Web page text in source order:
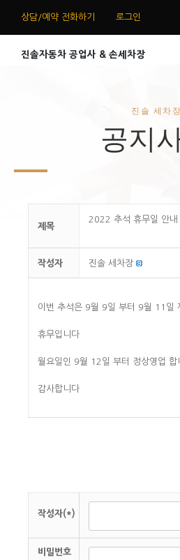
상담/예약 전화하기 로그인
진솔자동차 공업사 & 손세차장
진솔 세차장
공지
제목
2022 추석 휴무일 안내
작성자 진솔 세차장
이번 추석은 9월 9일 부터 9월 11일
휴무입니다
월요일인 9월 12일 부터 정상영업 합
감사합니다
작성자(*)
비밀번호